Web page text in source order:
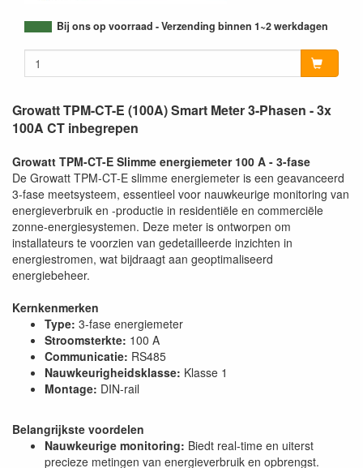
Bij ons op voorraad - Verzending binnen 1~2 werkdagen
Growatt TPM-CT-E (100A) Smart Meter 3-Phasen - 3x
100A CT inbegrepen
Growatt TPM-CT-E Slimme energiemeter 100 A - 3-fase
De Growatt TPM-CT-E slimme energiemeter is een geavanceerd
3-fase meetsysteem, essentieel voor nauwkeurige monitoring van
energieverbruik en -productie in residentiële en commerciële
zonne-energiesystemen. Deze meter is ontworpen om
installateurs te voorzien van gedetailleerde inzichten in
energiestromen, wat bijdraagt aan geoptimaliseerd
energiebeheer.
Kernkenmerken
Type: 3-fase energiemeter
Stroomsterkte: 100 A
Communicatie: RS485
Nauwkeurigheidsklasse: Klasse 1
Montage: DIN-rail
Belangrijkste voordelen
Nauwkeurige monitoring: Biedt real-time en uiterst
precieze metingen van energieverbruik en opbrengst.